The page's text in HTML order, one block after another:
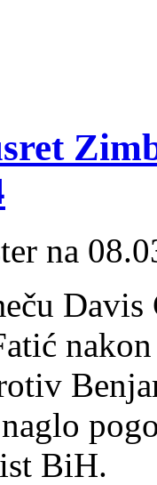
na
BiH.